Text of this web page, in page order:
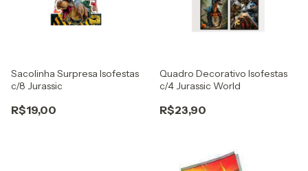
Sacolinha Surpresa Isofestas
c/8 Jurassic
R$19,00
Quadro Decorativo Isofestas
c/4 Jurassic World
R$23,90